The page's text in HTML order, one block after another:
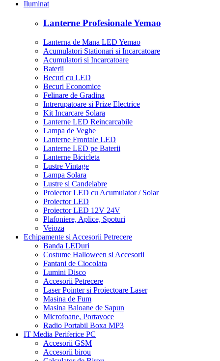
Iluminat
Lanterne Profesionale Yemao
Lanterna de Mana LED Yemao
Acumulatori Stationari si Incarcatoare
Acumulatori si Incarcatoare
Baterii
Becuri cu LED
Becuri Economice
Felinare de Gradina
Intrerupatoare si Prize Electrice
Kit Incarcare Solara
Lanterne LED Reincarcabile
Lampa de Veghe
Lanterne Frontale LED
Lanterne LED pe Baterii
Lanterne Bicicleta
Lustre Vintage
Lampa Solara
Lustre si Candelabre
Proiector LED cu Acumulator / Solar
Proiector LED
Proiector LED 12V 24V
Plafoniere, Aplice, Spoturi
Veioza
Echipamente si Accesorii Petrecere
Banda LEDuri
Costume Halloween si Accesorii
Fantani de Ciocolata
Lumini Disco
Accesorii Petrecere
Laser Pointer si Proiectoare Laser
Masina de Fum
Masina Baloane de Sapun
Microfoane, Portavoce
Radio Portabil Boxa MP3
IT Media Periferice PC
Accesorii GSM
Accesorii birou